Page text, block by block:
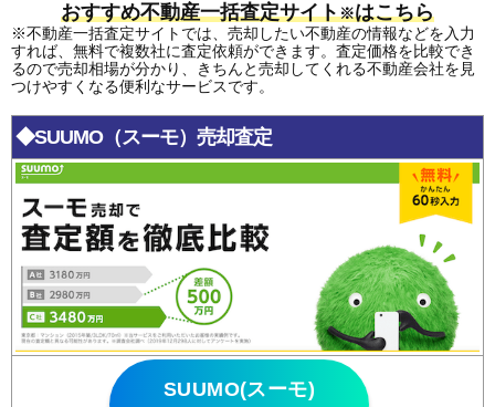
おすすめ不動産一括査定サイト※はこちら
※不動産一括査定サイトでは、売却したい不動産の情報などを入力
すれば、無料で複数社に査定依頼ができます。査定価格を比較でき
るので売却相場が分かり、きちんと売却してくれる不動産会社を見
つけやすくなる便利なサービスです。
◆SUUMO（スーモ）売却査定
SUUMO(スーモ)